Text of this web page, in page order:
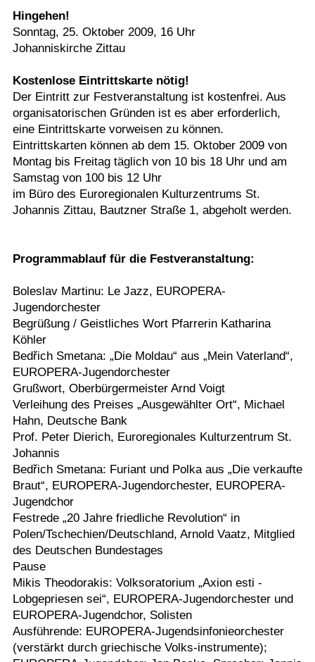
Hingehen!
Sonntag, 25. Oktober 2009, 16 Uhr
Johanniskirche Zittau
Kostenlose Eintrittskarte nötig!
Der Eintritt zur Festveranstaltung ist kostenfrei. Aus
organisatorischen Gründen ist es aber erforderlich,
eine Eintrittskarte vorweisen zu können.
Eintrittskarten können ab dem 15. Oktober 2009 von
Montag bis Freitag täglich von 10 bis 18 Uhr und am
Samstag von 100 bis 12 Uhr
im Büro des Euroregionalen Kulturzentrums St.
Johannis Zittau, Bautzner Straße 1, abgeholt werden.
Programmablauf für die Festveranstaltung:
Boleslav Martinu: Le Jazz, EUROPERA-
Jugendorchester
Begrüßung / Geistliches Wort Pfarrerin Katharina
Köhler
Bedřich Smetana: „Die Moldau“ aus „Mein Vaterland“,
EUROPERA-Jugendorchester
Grußwort, Oberbürgermeister Arnd Voigt
Verleihung des Preises „Ausgewählter Ort“, Michael
Hahn, Deutsche Bank
Prof. Peter Dierich, Euroregionales Kulturzentrum St.
Johannis
Bedřich Smetana: Furiant und Polka aus „Die verkaufte
Braut“, EUROPERA-Jugendorchester, EUROPERA-
Jugendchor
Festrede „20 Jahre friedliche Revolution“ in
Polen/Tschechien/Deutschland, Arnold Vaatz, Mitglied
des Deutschen Bundestages
Pause
Mikis Theodorakis: Volksoratorium „Axion esti -
Lobgepriesen sei“, EUROPERA-Jugendorchester und
EUROPERA-Jugendchor, Solisten
Ausführende: EUROPERA-Jugendsinfonieorchester
(verstärkt durch griechische Volks-instrumente);